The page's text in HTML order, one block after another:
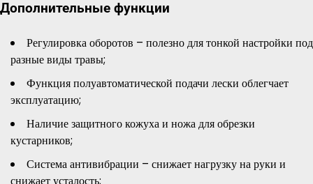
Дополнительные функции
Регулировка оборотов – полезно для тонкой настройки под
разные виды травы;
Функция полуавтоматической подачи лески облегчает
эксплуатацию;
Наличие защитного кожуха и ножа для обрезки
кустарников;
Система антивибрации – снижает нагрузку на руки и